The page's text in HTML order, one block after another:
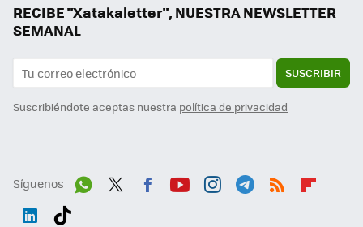
RECIBE "Xatakaletter", NUESTRA NEWSLETTER
SEMANAL
SUSCRIBIR
Suscribiéndote aceptas nuestra política de privacidad
Síguenos